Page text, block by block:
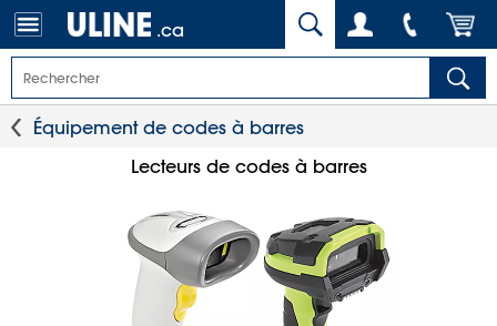
.ca
Équipement de codes à barres
Lecteurs de codes à barres